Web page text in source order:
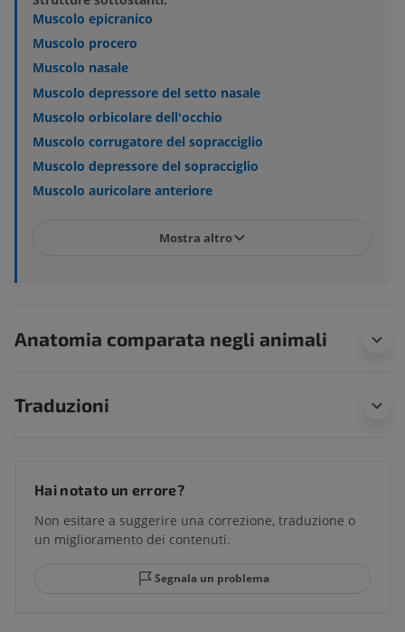
Muscolo epicranico
Muscolo procero
Muscolo nasale
Muscolo depressore del setto nasale
Muscolo orbicolare dell'occhio
Muscolo corrugatore del sopracciglio
Muscolo depressore del sopracciglio
Muscolo auricolare anteriore
Mostra altro
Anatomia comparata negli animali
Traduzioni
Hai notato un errore?
Non esitare a suggerire una correzione, traduzione o
un miglioramento dei contenuti.
Segnala un problema